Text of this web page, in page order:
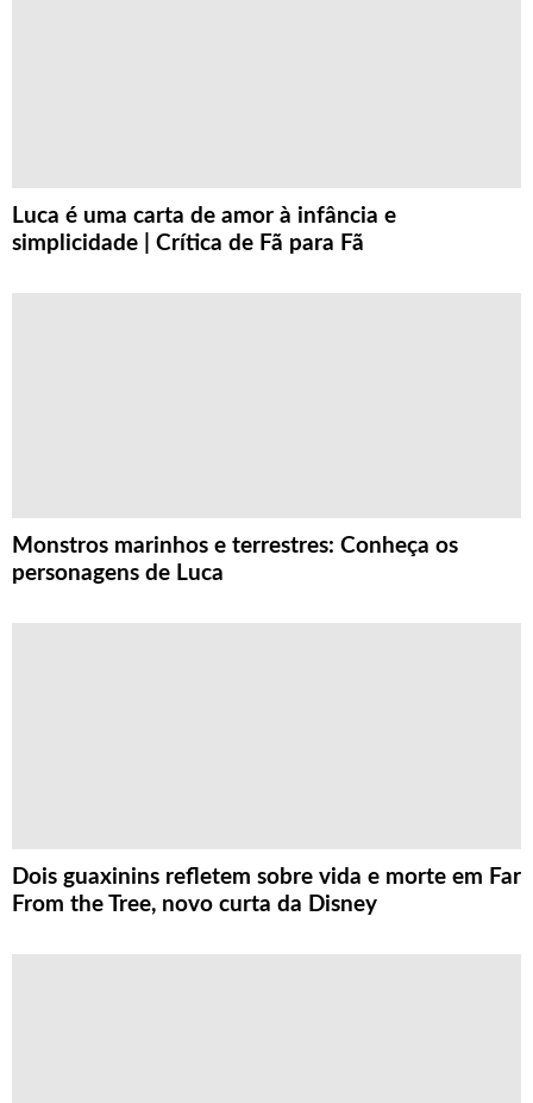
Luca é uma carta de amor à infância e
simplicidade | Crítica de Fã para Fã
Monstros marinhos e terrestres: Conheça os
personagens de Luca
Dois guaxinins refletem sobre vida e morte em Far
From the Tree, novo curta da Disney